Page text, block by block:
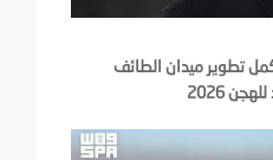
تطوير ميدان الطائف
2026